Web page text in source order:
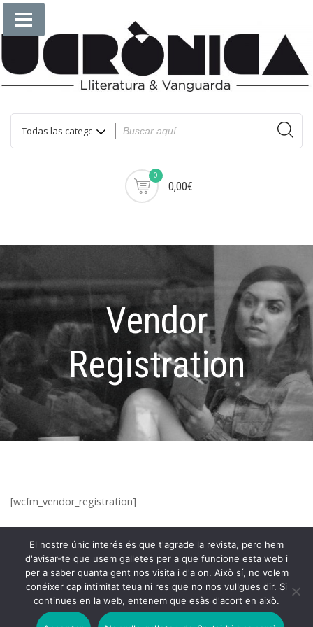
Saltar
contenido
0
0,00€
Vendor
Registration
[wcfm_vendor_registration]
Copyright © 2026 Revista Ucrònica.
El nostre únic interés és que t'agrade la revista, pero hem
d'avisar-te que usem galletes per a que funcione esta web i
per a saber quanta gent nos visita i d'a on. Això sí, no volem
conéixer cap intimitat teua ni res que no nos vullgues dir. Si
continues en la web, entenem que esàs d'acort en això.